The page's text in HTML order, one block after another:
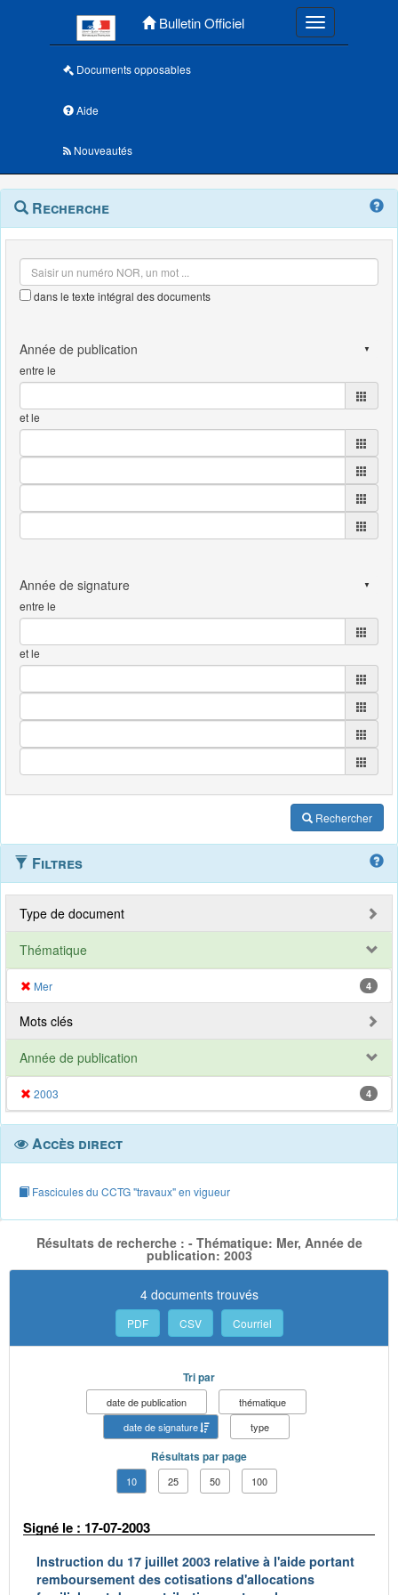
Bulletin Officiel Toggle
Documents opposables
Aide
Nouveautés
Navigation
outils
Menu
contextuel
Recherche
dans le texte intégral des documents
entre le
et le
entre le
et le
Rechercher
Filtres
Type de document
Thématique
Mer 4
Mots clés
Année de publication
2003 4
Accès direct
Fascicules du CCTG "travaux" en vigueur
Résultats de recherche : - Thématique: Mer, Année de
publication: 2003
4 documents trouvés
PDF CSV Courriel
Tri par
date de publication
thématique
date de signature
type
Résultats par page
10 25 50 100
Signé le : 17-07-2003
Instruction du 17 juillet 2003 relative à l'aide portant
remboursement des cotisations d'allocations